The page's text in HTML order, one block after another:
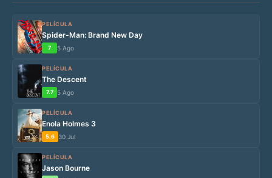
PELÍCULA
Spider-Man: Brand New Day
7 5 Ago
PELÍCULA
The Descent
7.7 5 Ago
PELÍCULA
Enola Holmes 3
5.6 30 Jul
PELÍCULA
Jason Bourne